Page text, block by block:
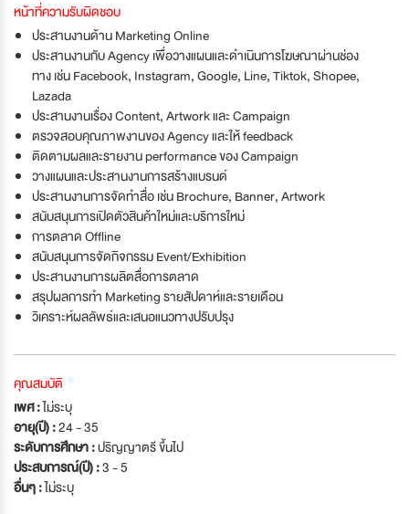
หน้าที่ความรับผิดชอบ
ประสานงานด้าน Marketing Online
ประสานงานกับ Agency เพื่อวางแผนและดำเนินการโฆษณาผ่านช่อง
ทาง เช่น Facebook, Instagram, Google, Line, Tiktok, Shopee,
Lazada
ประสานงานเรื่อง Content, Artwork และ Campaign
ตรวจสอบคุณภาพงานของ Agency และให้ feedback
ติดตามผลและรายงาน performance ของ Campaign
วางแผนและประสานงานการสร้างแบรนด์
ประสานงานการจัดทำสื่อ เช่น Brochure, Banner, Artwork
สนับสนุนการเปิดตัวสินค้าใหม่และบริการใหม่
การตลาด Offline
สนับสนุนการจัดกิจกรรม Event/Exhibition
ประสานงานการผลิตสื่อการตลาด
สรุปผลการทำ Marketing รายสัปดาห์และรายเดือน
วิเคราะห์ผลลัพธ์และเสนอแนวทางปรับปรุง
คุณสมบัติ
เพศ :ไม่ระบุ
อายุ(ปี) :24 - 35
ระดับการศึกษา :ปริญญาตรี ขึ้นไป
ประสบการณ์(ปี) :3 - 5
อื่นๆ :ไม่ระบุ